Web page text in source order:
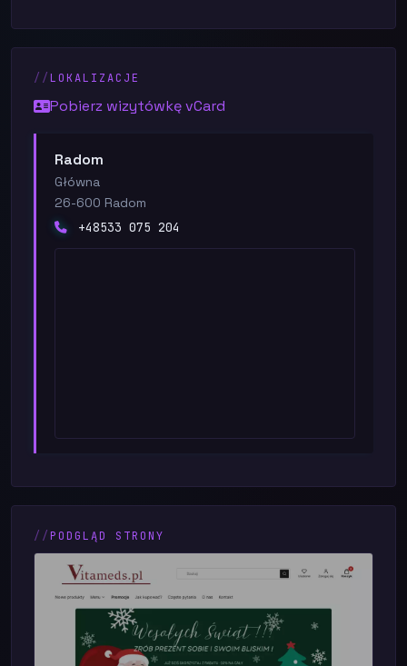
LOKALIZACJE
Pobierz wizytówkę vCard
Radom
Główna
26-600 Radom
+48533 075 204
PODGLĄD STRONY